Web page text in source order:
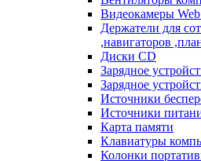
Видеокамеры Web
Держатели для
,навигаторов
Диски CD
Зарядное
Зарядное
Источники
Источники
Карта памяти
Клавиатуры
Колонки